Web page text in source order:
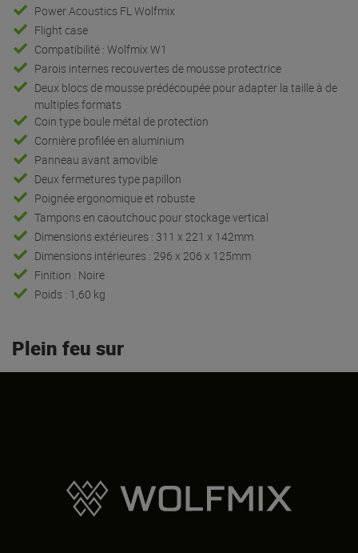
Power Acoustics FL Wolfmix
Flight case
Compatibilité : Wolfmix W1
Parois internes recouvertes de mousse protectrice
Deux blocs de mousse prédécoupée pour adapter la taille à de
multiples formats
Coin type boule métal de protection
Cornière profilée en aluminium
Panneau avant amovible
Deux fermetures type papillon
Poignée ergonomique et robuste
Tampons en caoutchouc pour stockage vertical
Dimensions extérieures : 311 x 221 x 142mm
Dimensions intérieures : 296 x 206 x 125mm
Finition : Noire
Poids : 1,60 kg
Plein feu sur